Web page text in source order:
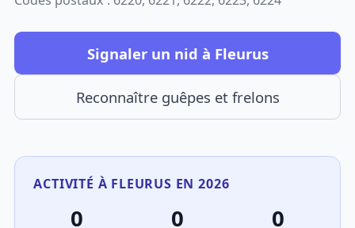
Signaler un nid à Fleurus
Reconnaître guêpes et frelons
ACTIVITÉ À FLEURUS EN 2026
0 0 0